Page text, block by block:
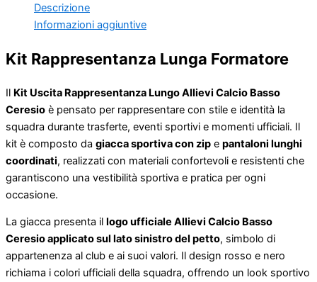
Descrizione
Informazioni aggiuntive
Kit Rappresentanza Lunga Formatore
Il Kit Uscita Rappresentanza Lungo Allievi Calcio Basso
Ceresio è pensato per rappresentare con stile e identità la
squadra durante trasferte, eventi sportivi e momenti ufficiali. Il
kit è composto da giacca sportiva con zip e pantaloni lunghi
coordinati, realizzati con materiali confortevoli e resistenti che
garantiscono una vestibilità sportiva e pratica per ogni
occasione.
La giacca presenta il logo ufficiale Allievi Calcio Basso
Ceresio applicato sul lato sinistro del petto, simbolo di
appartenenza al club e ai suoi valori. Il design rosso e nero
richiama i colori ufficiali della squadra, offrendo un look sportivo